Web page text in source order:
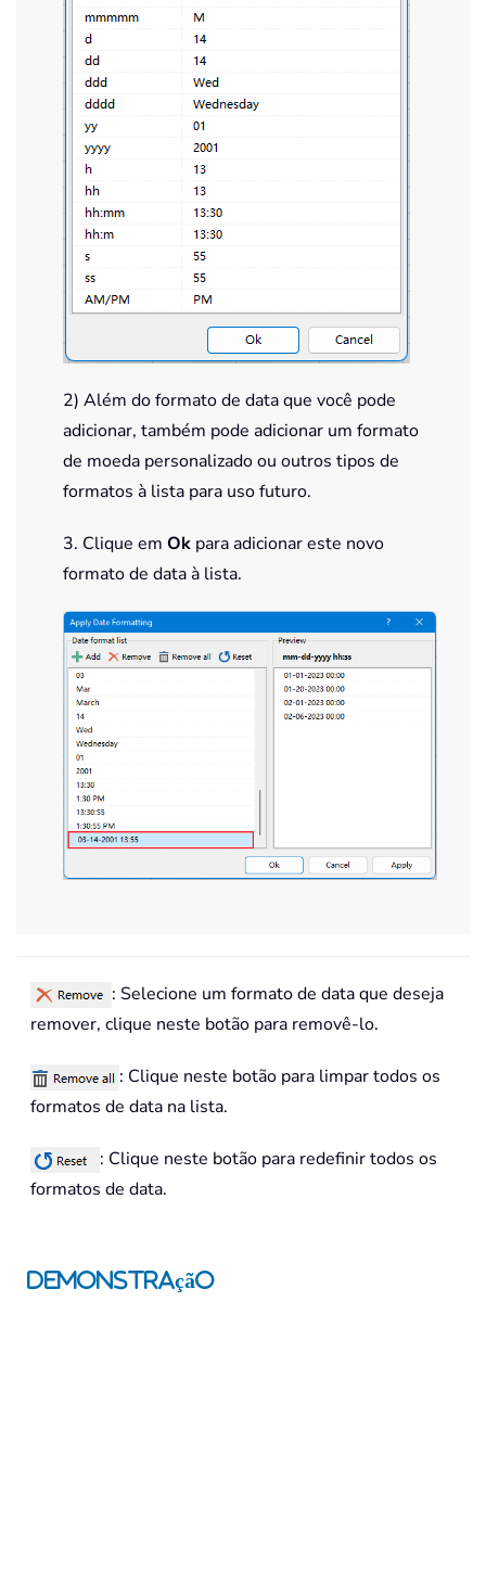
2) Além do formato de data que você pode
adicionar, também pode adicionar um formato
de moeda personalizado ou outros tipos de
formatos à lista para uso futuro.
3. Clique em Ok para adicionar este novo
formato de data à lista.
: Selecione um formato de data que deseja
remover, clique neste botão para removê-lo.
: Clique neste botão para limpar todos os
formatos de data na lista.
: Clique neste botão para redefinir todos os
formatos de data.
Demonstração